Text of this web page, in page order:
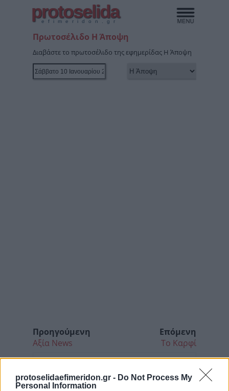
protoselidaefimeridon.gr - Do Not Process My
Personal Information
protoselida
efimeridon.gr
Πρωτοσέλιδο Η Άποψη
Διαβάστε το πρωτοσέλιδο της εφημερίδας Η Άποψη
Προηγούμενη
Αξία News
Επόμενη
Το Καρφί